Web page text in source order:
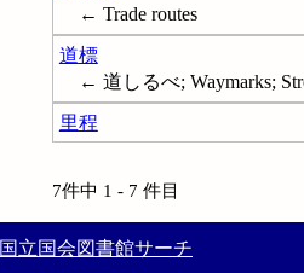
← Trade routes
道標
← 道しるべ; Waymarks;
里程
7件中 1 - 7 件目
国立国会図書館サーチ